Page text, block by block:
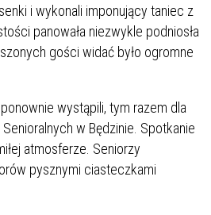
i wykonali imponujący taniec z
panowała niezwykle podniosła
gości widać było ogromne
wystąpili, tym razem dla
Senioralnych w Będzinie. Spotkanie
atmosferze. Seniorzy
pysznymi ciasteczkami